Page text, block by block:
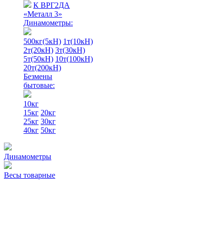
К ВРГ2ДА
«Металл 3»
Динамометры:
500кг(5кН) 1т(10кН)
2т(20кН) 3т(30кН)
5т(50кН) 10т(100кН)
20т(200кН)
Безмены
бытовые:
10кг
15кг 20кг
25кг 30кг
40кг 50кг
Динамометры
Весы товарные